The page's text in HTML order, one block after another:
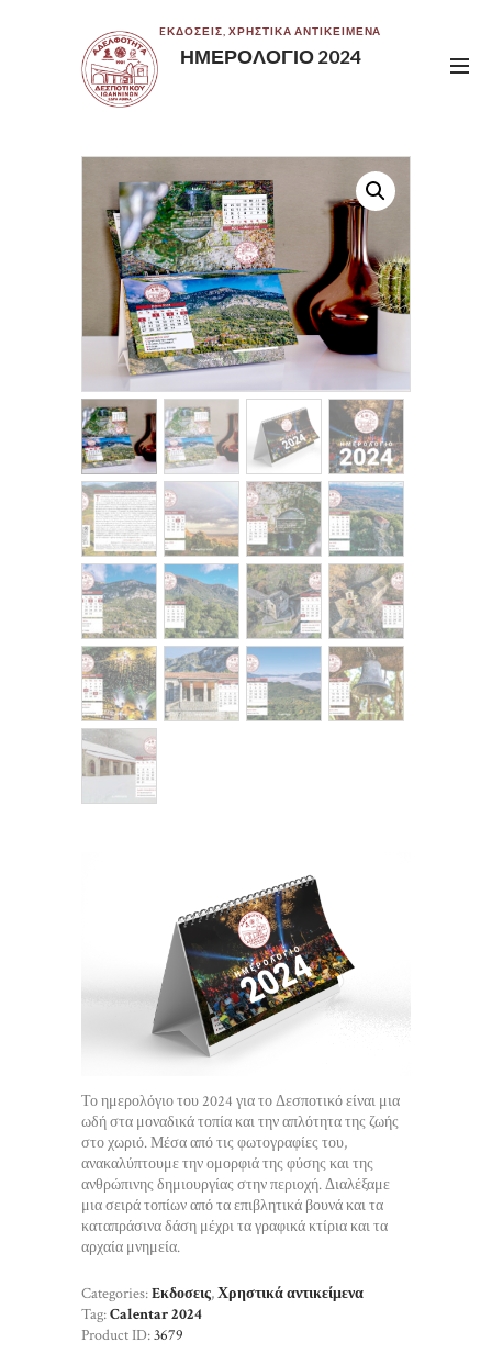
EΚΔΟΣΕΙΣ ,ΧΡΗΣΤΙΚΆ ΑΝΤΙΚΕΊΜΕΝΑ
ΗΜΕΡΟΛΌΓΙΟ 2024
Το ημερολόγιο του 2024 για το Δεσποτικό είναι μια
ωδή στα μοναδικά τοπία και την απλότητα της ζωής
στο χωριό. Μέσα από τις φωτογραφίες του,
ανακαλύπτουμε την ομορφιά της φύσης και της
ανθρώπινης δημιουργίας στην περιοχή. Διαλέξαμε
μια σειρά τοπίων από τα επιβλητικά βουνά και τα
καταπράσινα δάση μέχρι τα γραφικά κτίρια και τα
αρχαία μνημεία.
Categories:Eκδοσεις,Χρηστικά αντικείμενα
Tag:Calentar 2024
Product ID:3679